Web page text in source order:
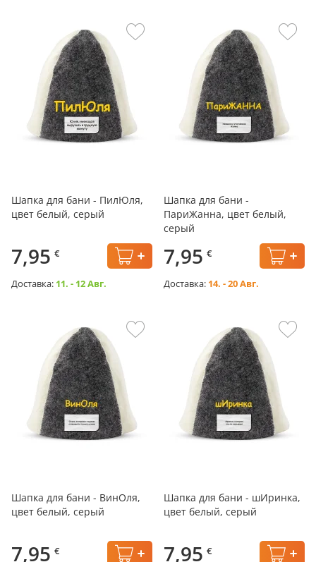
Шапка для бани - ПилЮля,
цвет белый, серый
7,95 €
Доставка: 11. - 12 Авг.
Шапка для бани -
ПариЖанна, цвет белый,
серый
7,95 €
Доставка: 14. - 20 Авг.
Шапка для бани - ВинОля,
цвет белый, серый
7,95 €
Шапка для бани - шИринка,
цвет белый, серый
7,95 €